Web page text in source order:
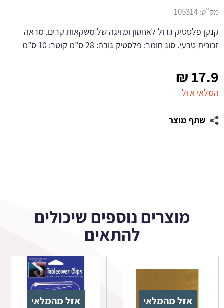
17.9
₪
המלאי אזל
שתף מוצר
מק"ט:105314
קנקן פלסטיק גדול לאחסון ומזיגה של משקאות קרים, מראה
זכוכית טבעי. סוג חומר: פלסטיק גובה: 28 ס”מ קוטר: 10 ס”מ
מוצרים נוספים שיכולים
להתאים
אזל מהמלאי אזל מהמלאי